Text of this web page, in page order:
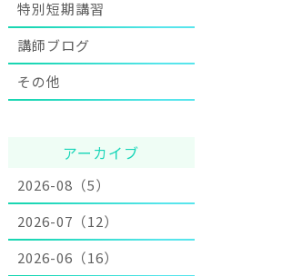
特別短期講習
講師ブログ
その他
アーカイブ
2026-08（5）
2026-07（12）
2026-06（16）